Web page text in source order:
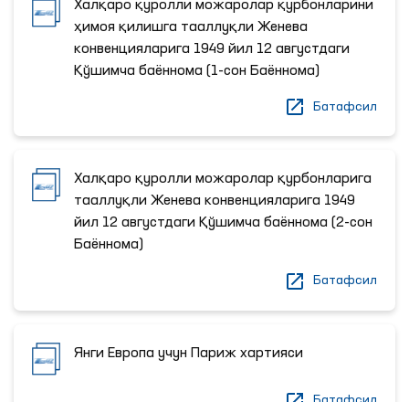
Халқаро қуролли можаролар қурбонларини
ҳимоя қилишга тааллуқли Женева
конвенцияларига 1949 йил 12 августдаги
Қўшимча баённома (1-сон Баённома)
Батафсил
Халқаро қуролли можаролар қурбонларига
тааллуқли Женева конвенцияларига 1949
йил 12 августдаги Қўшимча баённома (2-сон
Баённома)
Батафсил
Янги Европа учун Париж хартияси